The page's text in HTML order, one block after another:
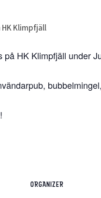
på HK Klimpfjäll under
ORGANIZER